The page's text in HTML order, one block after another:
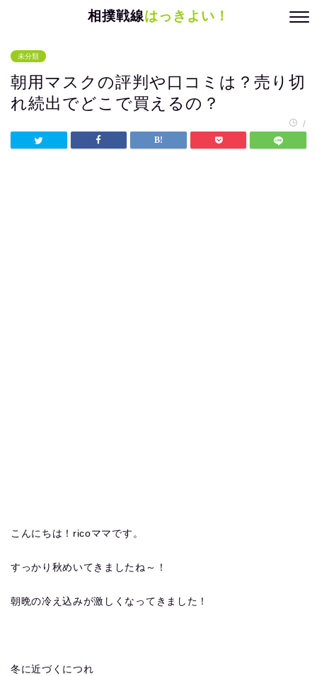
相撲戦線はっきよい！
未分類
朝用マスクの評判や口コミは？売り切
れ続出でどこで買えるの？
/
こんにちは！ricoママです。
すっかり秋めいてきましたね～！
朝晩の冷え込みが激しくなってきました！
冬に近づくにつれ